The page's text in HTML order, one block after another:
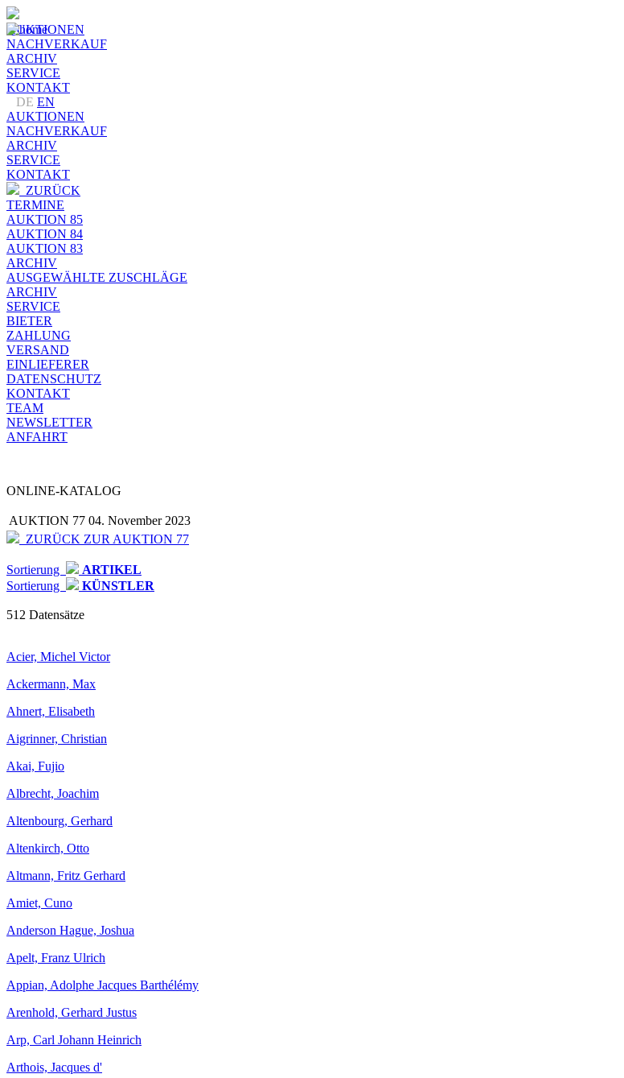
AUKTIONEN
NACHVERKAUF
ARCHIV
SERVICE
KONTAKT
DE EN
AUKTIONEN
NACHVERKAUF
ARCHIV
SERVICE
KONTAKT
ZURÜCK
TERMINE
AUKTION 85
AUKTION 84
AUKTION 83
ARCHIV
AUSGEWÄHLTE ZUSCHLÄGE
ARCHIV
SERVICE
BIETER
ZAHLUNG
VERSAND
EINLIEFERER
DATENSCHUTZ
KONTAKT
TEAM
NEWSLETTER
ANFAHRT
ONLINE-KATALOG
AUKTION 77 04. November 2023
ZURÜCK ZUR AUKTION 77
Sortierung
ARTIKEL
Sortierung
KÜNSTLER
512 Datensätze
Acier, Michel Victor
Ackermann, Max
Ahnert, Elisabeth
Aigrinner, Christian
Akai, Fujio
Albrecht, Joachim
Altenbourg, Gerhard
Altenkirch, Otto
Altmann, Fritz Gerhard
Amiet, Cuno
Anderson Hague, Joshua
Apelt, Franz Ulrich
Appian, Adolphe Jacques Barthélémy
Arenhold, Gerhard Justus
Arp, Carl Johann Heinrich
Arthois, Jacques d'